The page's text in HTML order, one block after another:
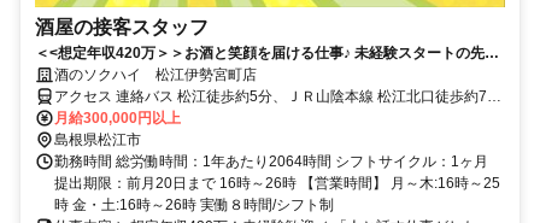
酒屋の接客スタッフ
＜<想定年収420万＞＞お酒と笑顔を届ける仕事♪ 未経験スタートの先輩
が９割！
酒のソクハイ 松江伊勢宮町店
アクセス 連絡バス 松江徒歩約5分、ＪＲ山陰本線 松江北口徒歩約7
分、連絡バス 松江しんじ湖温泉徒歩約23分
月給300,000円以上
島根県松江市
勤務時間 総労働時間：1年あたり2064時間 シフトサイクル：1ヶ月
提出期限：前月20日まで 16時～26時 【営業時間】 月～木:16時～25
時 金・土:16時～26時 実働８時間/シフト制